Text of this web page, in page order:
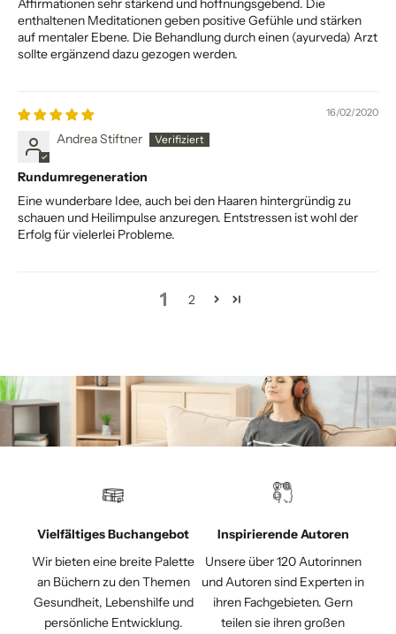
Affirmationen sehr stärkend und hoffnungsgebend. Die
enthaltenen Meditationen geben positive Gefühle und stärken
auf mentaler Ebene. Die Behandlung durch einen (ayurveda) Arzt
sollte ergänzend dazu gezogen werden.
16/02/2020
Andrea Stiftner
Rundumregeneration
Eine wunderbare Idee, auch bei den Haaren hintergründig zu
schauen und Heilimpulse anzuregen. Entstressen ist wohl der
Erfolg für vielerlei Probleme.
1 2
Vielfältiges Buchangebot
Wir bieten eine breite Palette
an Büchern zu den Themen
Gesundheit, Lebenshilfe und
persönliche Entwicklung.
Inspirierende Autoren
Unsere über 120 Autorinnen
und Autoren sind Experten in
ihren Fachgebieten. Gern
teilen sie ihren großen